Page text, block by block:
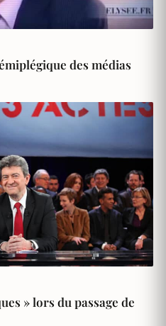
des médias
» lors du passage de